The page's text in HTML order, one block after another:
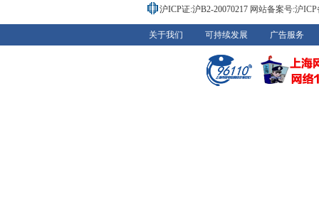
沪ICP证:沪B2-20070217 网站备案号:沪
关于我们 可持续发展 广告服务